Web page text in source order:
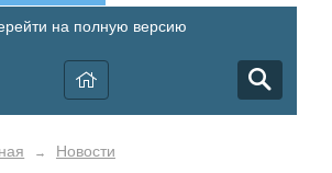
на полную версию
→ Новости